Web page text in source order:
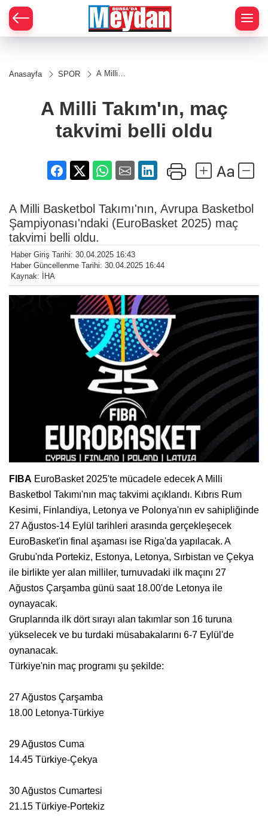
Anasayfa SPOR
A Milli
takvimi
belli oldu
A Milli Takım'ın, maç
takvimi belli oldu
A Milli Basketbol Takımı'nın, Avrupa Basketbol
Şampiyonası'ndaki (EuroBasket 2025) maç
takvimi belli oldu.
Haber Giriş Tarihi: 30.04.2025 16:43
Haber Güncellenme Tarihi: 30.04.2025 16:44
Kaynak: İHA
FIBA EuroBasket 2025'te mücadele edecek A Milli
Basketbol Takımı'nın maç takvimi açıklandı. Kıbrıs Rum
Kesimi, Finlandiya, Letonya ve Polonya'nın ev sahipliğinde
27 Ağustos-14 Eylül tarihleri arasında gerçekleşecek
EuroBasket'in final aşaması ise Riga'da yapılacak. A
Grubu'nda Portekiz, Estonya, Letonya, Sırbistan ve Çekya
ile birlikte yer alan milliler, turnuvadaki ilk maçını 27
Ağustos Çarşamba günü saat 18.00'de Letonya ile
oynayacak.
Gruplarında ilk dört sırayı alan takımlar son 16 turuna
yükselecek ve bu turdaki müsabakalarını 6-7 Eylül'de
oynanacak.
Türkiye'nin maç programı şu şekilde:
27 Ağustos Çarşamba
18.00 Letonya-Türkiye
29 Ağustos Cuma
14.45 Türkiye-Çekya
30 Ağustos Cumartesi
21.15 Türkiye-Portekiz